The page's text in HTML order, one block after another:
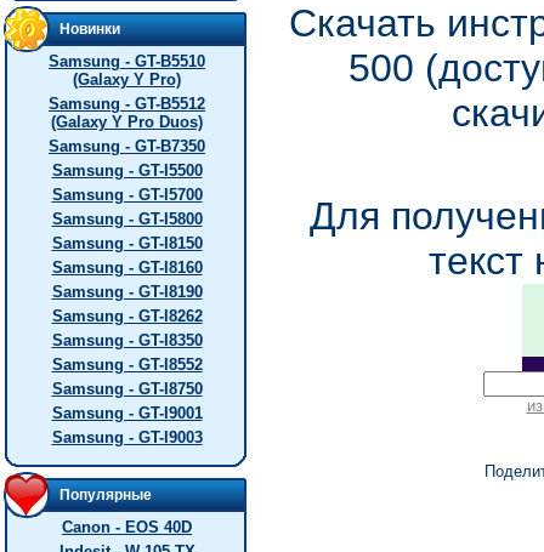
Новинки
Samsung - GT-B5510
(Galaxy Y Pro)
Samsung - GT-B5512
(Galaxy Y Pro Duos)
Samsung - GT-B7350
Samsung - GT-I5500
Samsung - GT-I5700
Samsung - GT-I5800
Samsung - GT-I8150
Samsung - GT-I8160
Samsung - GT-I8190
Samsung - GT-I8262
Samsung - GT-I8350
Samsung - GT-I8552
Samsung - GT-I8750
Samsung - GT-I9001
Samsung - GT-I9003
Популярные
Canon - EOS 40D
Скачать
500
Для
текст